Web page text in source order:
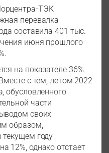
ТЭК
перевалка
составила 401 тыс.
июня прошлого
на показателе 36%
с тем, летом 2022
обусловленного
части
своих
образом,
году
12%, однако отстает